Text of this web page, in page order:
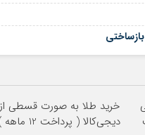
خرید طلا به صورت قسطی از
دیجی‌کالا ( پرداخت 12 ماهه )